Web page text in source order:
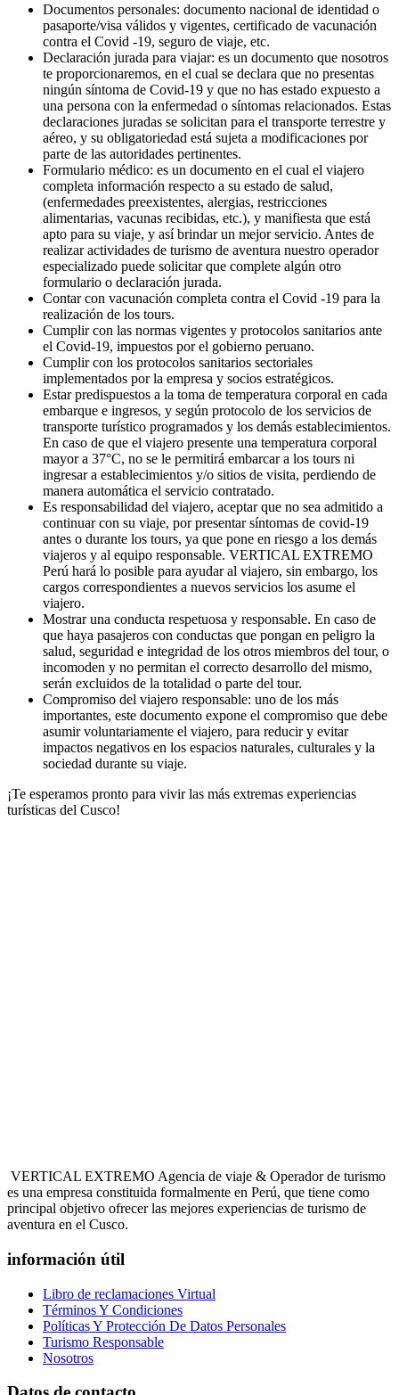
Documentos personales: documento nacional de identidad o
pasaporte/visa válidos y vigentes, certificado de vacunación
contra el Covid -19, seguro de viaje, etc.
Declaración jurada para viajar: es un documento que nosotros
te proporcionaremos, en el cual se declara que no presentas
ningún síntoma de Covid-19 y que no has estado expuesto a
una persona con la enfermedad o síntomas relacionados. Estas
declaraciones juradas se solicitan para el transporte terrestre y
aéreo, y su obligatoriedad está sujeta a modificaciones por
parte de las autoridades pertinentes.
Formulario médico: es un documento en el cual el viajero
completa información respecto a su estado de salud,
(enfermedades preexistentes, alergias, restricciones
alimentarias, vacunas recibidas, etc.), y manifiesta que está
apto para su viaje, y así brindar un mejor servicio. Antes de
realizar actividades de turismo de aventura nuestro operador
especializado puede solicitar que complete algún otro
formulario o declaración jurada.
Contar con vacunación completa contra el Covid -19 para la
realización de los tours.
Cumplir con las normas vigentes y protocolos sanitarios ante
el Covid-19, impuestos por el gobierno peruano.
Cumplir con los protocolos sanitarios sectoriales
implementados por la empresa y socios estratégicos.
Estar predispuestos a la toma de temperatura corporal en cada
embarque e ingresos, y según protocolo de los servicios de
transporte turístico programados y los demás establecimientos.
En caso de que el viajero presente una temperatura corporal
mayor a 37°C, no se le permitirá embarcar a los tours ni
ingresar a establecimientos y/o sitios de visita, perdiendo de
manera automática el servicio contratado.
Es responsabilidad del viajero, aceptar que no sea admitido a
continuar con su viaje, por presentar síntomas de covid-19
antes o durante los tours, ya que pone en riesgo a los demás
viajeros y al equipo responsable. VERTICAL EXTREMO
Perú hará lo posible para ayudar al viajero, sin embargo, los
cargos correspondientes a nuevos servicios los asume el
viajero.
Mostrar una conducta respetuosa y responsable. En caso de
que haya pasajeros con conductas que pongan en peligro la
salud, seguridad e integridad de los otros miembros del tour, o
incomoden y no permitan el correcto desarrollo del mismo,
serán excluidos de la totalidad o parte del tour.
Compromiso del viajero responsable: uno de los más
importantes, este documento expone el compromiso que debe
asumir voluntariamente el viajero, para reducir y evitar
impactos negativos en los espacios naturales, culturales y la
sociedad durante su viaje.
¡Te esperamos pronto para vivir las más extremas experiencias
turísticas del Cusco!
VERTICAL EXTREMO Agencia de viaje & Operador de turismo
es una empresa constituida formalmente en Perú, que tiene como
principal objetivo ofrecer las mejores experiencias de turismo de
aventura en el Cusco.
información útil
Libro de reclamaciones Virtual
Términos Y Condiciones
Políticas Y Protección De Datos Personales
Turismo Responsable
Nosotros